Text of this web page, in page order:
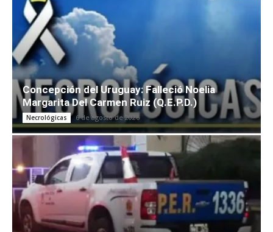
Concepción del Uruguay: Falleció Noelia
Margarita Del Carmen Ruiz (Q.E.P.D.)
Necrológicas 6 de agosto de 2026